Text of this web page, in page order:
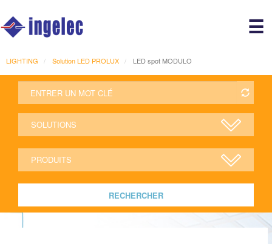
☰
LIGHTING Solution LED PROLUX LED spot MODULO
RECHERCHER